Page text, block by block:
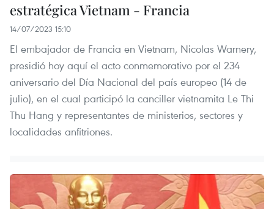
estratégica Vietnam - Francia
14/07/2023 15:10
El embajador de Francia en Vietnam, Nicolas Warnery,
presidió hoy aquí el acto conmemorativo por el 234
aniversario del Día Nacional del país europeo (14 de
julio), en el cual participó la canciller vietnamita Le Thi
Thu Hang y representantes de ministerios, sectores y
localidades anfitriones.